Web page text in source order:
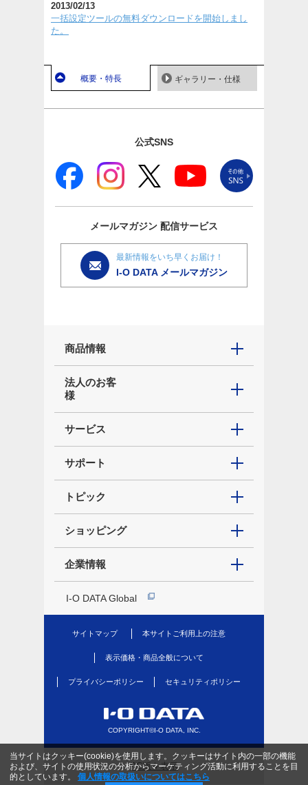
2013/02/13
一括設定ツールの無料ダウンロードを開始しまし
た。
概要・特長 ギャラリー・仕様
公式SNS
メールマガジン 配信サービス
最新情報をいち早くお届け！
I-O DATA メールマガジン
商品情報
法人のお客
様
サービス
サポート
トピック
ショッピング
企業情報
I-O DATA Global
サイトマップ 本サイトご利用上の注意
表示価格・商品全般について
プライバシーポリシー セキュリティポリシー
COPYRIGHT©I-O DATA, INC.
当サイトはクッキー(cookie)を使用します。クッキーはサイト内の一部の機能
および、サイトの使用状況の分析からマーケティング活動に利用することを目
的としています。
個人情報の取扱いについてはこちら
PC版を表示